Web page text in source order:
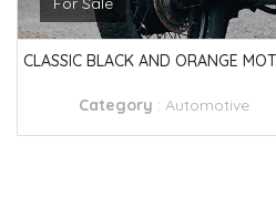
CLASSIC BLACK AND ORANGE
Category : Automotive